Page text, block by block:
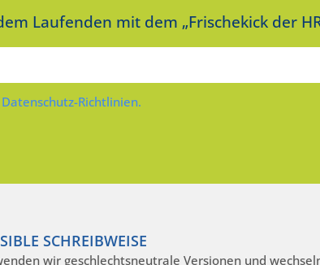
Laufenden mit dem „Frischekick der
Richtlinien.
SCHREIBWEISE
wir geschlechtsneutrale Versionen und